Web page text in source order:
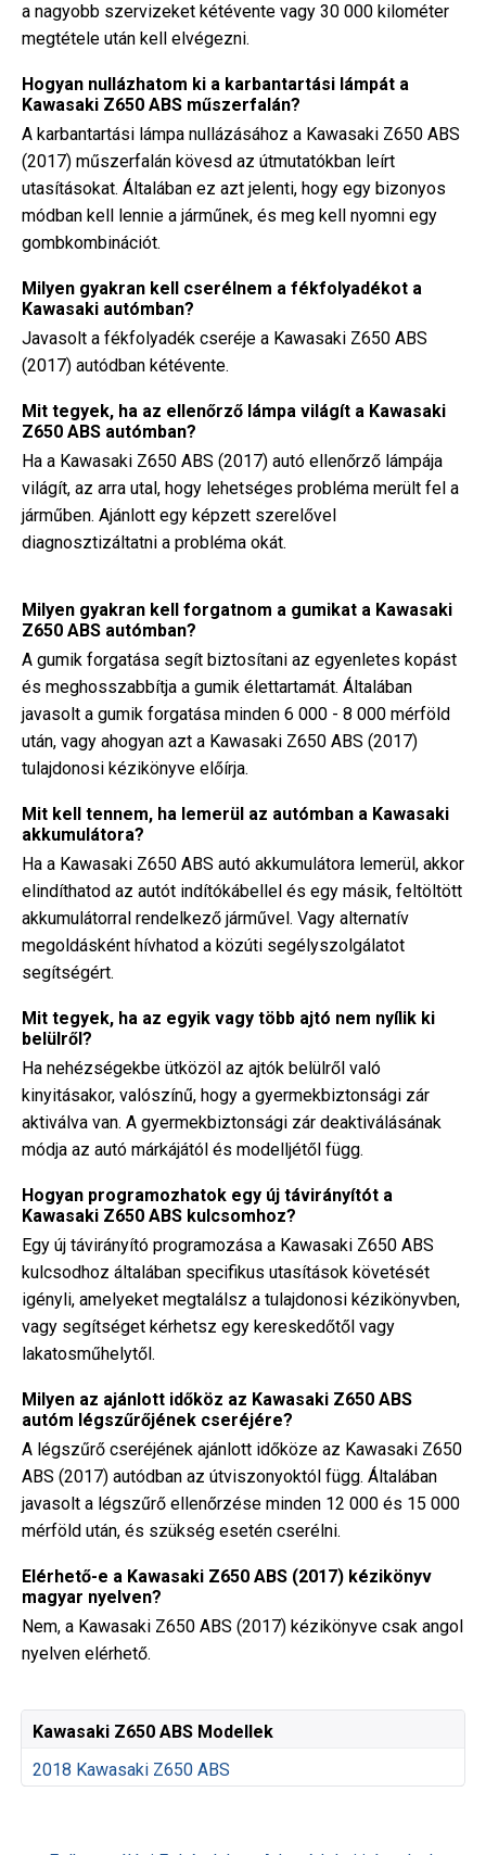
a nagyobb szervizeket kétévente vagy 30 000 kilométer
megtétele után kell elvégezni.
Hogyan nullázhatom ki a karbantartási lámpát a
Kawasaki Z650 ABS műszerfalán?
A karbantartási lámpa nullázásához a Kawasaki Z650 ABS
(2017) műszerfalán kövesd az útmutatókban leírt
utasításokat. Általában ez azt jelenti, hogy egy bizonyos
módban kell lennie a járműnek, és meg kell nyomni egy
gombkombinációt.
Milyen gyakran kell cserélnem a fékfolyadékot a
Kawasaki autómban?
Javasolt a fékfolyadék cseréje a Kawasaki Z650 ABS
(2017) autódban kétévente.
Mit tegyek, ha az ellenőrző lámpa világít a Kawasaki
Z650 ABS autómban?
Ha a Kawasaki Z650 ABS (2017) autó ellenőrző lámpája
világít, az arra utal, hogy lehetséges probléma merült fel a
járműben. Ajánlott egy képzett szerelővel
diagnosztizáltatni a probléma okát.
Milyen gyakran kell forgatnom a gumikat a Kawasaki
Z650 ABS autómban?
A gumik forgatása segít biztosítani az egyenletes kopást
és meghosszabbítja a gumik élettartamát. Általában
javasolt a gumik forgatása minden 6 000 - 8 000 mérföld
után, vagy ahogyan azt a Kawasaki Z650 ABS (2017)
tulajdonosi kézikönyve előírja.
Mit kell tennem, ha lemerül az autómban a Kawasaki
akkumulátora?
Ha a Kawasaki Z650 ABS autó akkumulátora lemerül, akkor
elindíthatod az autót indítókábellel és egy másik, feltöltött
akkumulátorral rendelkező járművel. Vagy alternatív
megoldásként hívhatod a közúti segélyszolgálatot
segítségért.
Mit tegyek, ha az egyik vagy több ajtó nem nyílik ki
belülről?
Ha nehézségekbe ütközöl az ajtók belülről való
kinyitásakor, valószínű, hogy a gyermekbiztonsági zár
aktiválva van. A gyermekbiztonsági zár deaktiválásának
módja az autó márkájától és modelljétől függ.
Hogyan programozhatok egy új távirányítót a
Kawasaki Z650 ABS kulcsomhoz?
Egy új távirányító programozása a Kawasaki Z650 ABS
kulcsodhoz általában specifikus utasítások követését
igényli, amelyeket megtalálsz a tulajdonosi kézikönyvben,
vagy segítséget kérhetsz egy kereskedőtől vagy
lakatosműhelytől.
Milyen az ajánlott időköz az Kawasaki Z650 ABS
autóm légszűrőjének cseréjére?
A légszűrő cseréjének ajánlott időköze az Kawasaki Z650
ABS (2017) autódban az útviszonyoktól függ. Általában
javasolt a légszűrő ellenőrzése minden 12 000 és 15 000
mérföld után, és szükség esetén cserélni.
Elérhető-e a Kawasaki Z650 ABS (2017) kézikönyv
magyar nyelven?
Nem, a Kawasaki Z650 ABS (2017) kézikönyve csak angol
nyelven elérhető.
Kawasaki Z650 ABS Modellek
2018 Kawasaki Z650 ABS